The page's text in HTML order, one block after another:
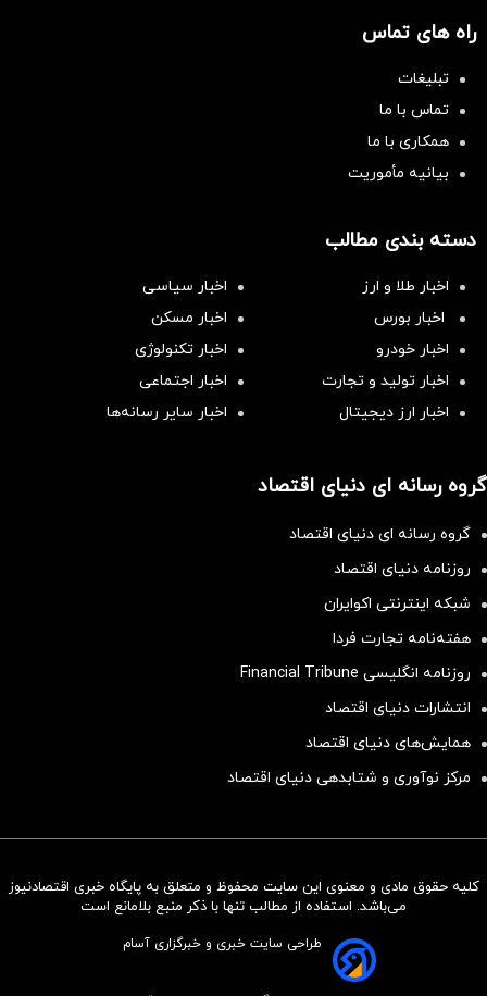
سرمایه‌گذاری همسنگ با شاخص
راه های تماس
تبلیغات
تماس با ما
همکاری با ما
بیانیه مأموریت
دسته بندی مطالب
اخبار طلا و ارز
اخبار سیاسی
اخبار بورس
اخبار مسکن
اخبار خودرو
اخبار تکنولوژی
اخبار تولید و تجارت
اخبار اجتماعی
اخبار ارز دیجیتال
اخبار سایر رسانه‌‌ها
گروه رسانه ای دنیای اقتصاد
گروه رسانه ای دنیای اقتصاد
روزنامه دنیای اقتصاد
شبکه اینترنتی اکوایران
هفته‌نامه تجارت فردا
روزنامه انگلیسی Financial Tribune
انتشارات دنیای اقتصاد
همایش‌های دنیای اقتصاد
مرکز نوآوری و شتابدهی دنیای اقتصاد
کلیه حقوق مادی و معنوی این سایت محفوظ و متعلق به پایگاه خبری اقتصادنیوز
می‌باشد. استفاده از مطالب تنها با ذکر منبع بلامانع است
طراحی سایت خبری و خبرگزاری آسام